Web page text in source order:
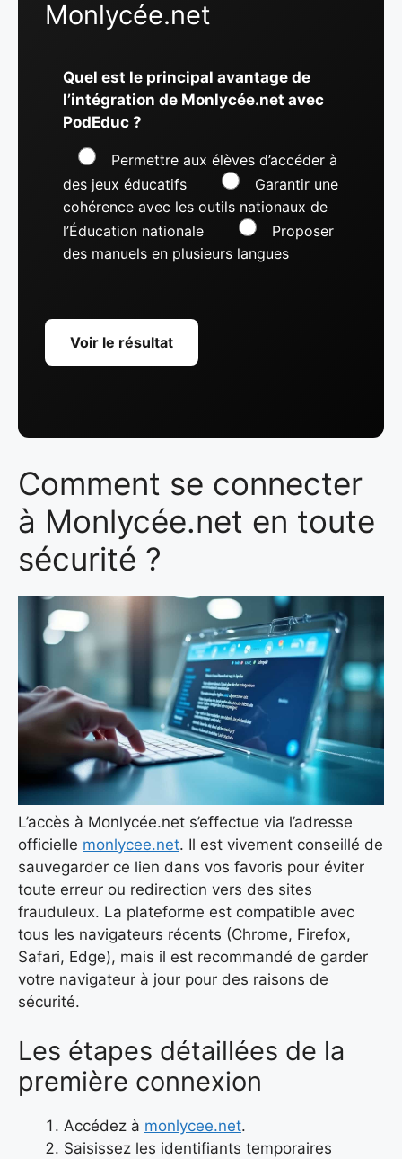
Monlycée.net
Quel est le principal avantage de
l’intégration de Monlycée.net avec
PodEduc ?
Permettre aux élèves d’accéder à
des jeux éducatifs
Garantir une
cohérence avec les outils nationaux de
l’Éducation nationale
Proposer
des manuels en plusieurs langues
Voir le résultat
Comment se connecter
à Monlycée.net en toute
sécurité ?
L’accès à Monlycée.net s’effectue via l’adresse
officielle monlycee.net. Il est vivement conseillé de
sauvegarder ce lien dans vos favoris pour éviter
toute erreur ou redirection vers des sites
frauduleux. La plateforme est compatible avec
tous les navigateurs récents (Chrome, Firefox,
Safari, Edge), mais il est recommandé de garder
votre navigateur à jour pour des raisons de
sécurité.
Les étapes détaillées de la
première connexion
Accédez à monlycee.net.
Saisissez les identifiants temporaires